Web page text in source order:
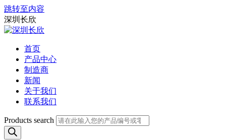
跳转至内容
深圳长欣
首页
产品中心
制造商
新闻
关于我们
联系我们
Products search